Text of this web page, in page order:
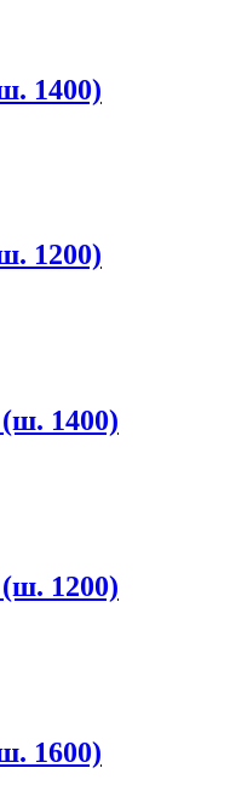
1400)
1200)
1400)
1200)
1600)